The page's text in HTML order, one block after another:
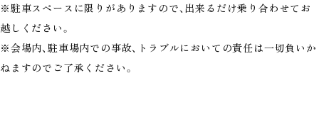
※駐車スペースに限りがありますので、出来るだけ乗り合わせてお
越しください。
※会場内、駐車場内での事故、トラブルにおいての責任は一切負いか
ねますのでご了承ください。